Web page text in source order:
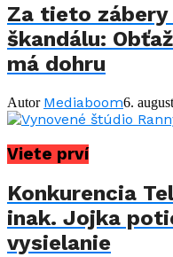
Za tieto
škandálu:
má dohru
Autor Mediaboom6.
Viete prví
Konkurencia
inak. Jojka
vysielanie